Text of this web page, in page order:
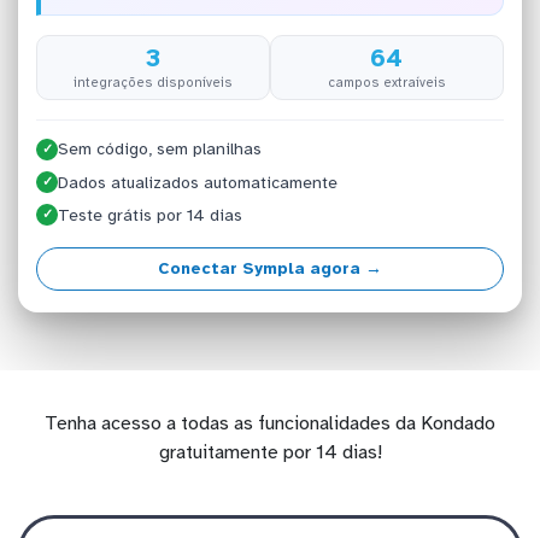
3
integrações disponíveis
64
campos extraíveis
✓ Sem código, sem planilhas
✓ Dados atualizados automaticamente
✓ Teste grátis por 14 dias
Conectar Sympla agora →
Tenha acesso a todas as funcionalidades da Kondado
gratuitamente por 14 dias!